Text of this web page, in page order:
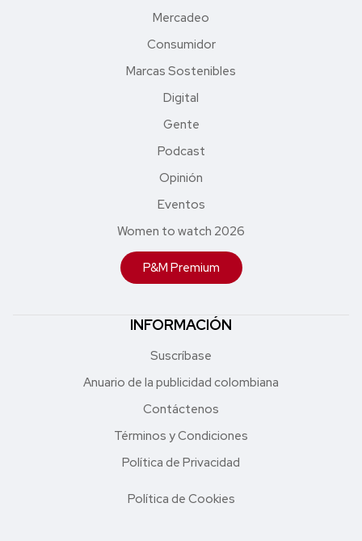
Mercadeo
Consumidor
Marcas Sostenibles
Digital
Gente
Podcast
Opinión
Eventos
Women to watch 2026
P&M Premium
INFORMACIÓN
Suscríbase
Anuario de la publicidad colombiana
Contáctenos
Términos y Condiciones
Política de Privacidad
Política de Cookies